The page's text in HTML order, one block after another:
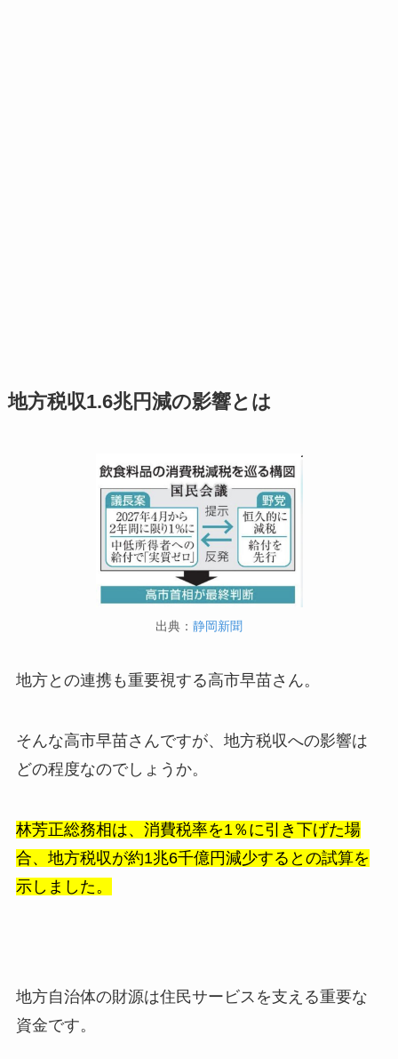
地方税収1.6兆円減の影響とは
出典： 静岡新聞
地方との連携も重要視する高市早苗さん。
そんな高市早苗さんですが、地方税収への影響は
どの程度なのでしょうか。
林芳正総務相は、消費税率を1％に引き下げた場
合、地方税収が約1兆6千億円減少するとの試算を
示しました。
地方自治体の財源は住民サービスを支える重要な
資金です。